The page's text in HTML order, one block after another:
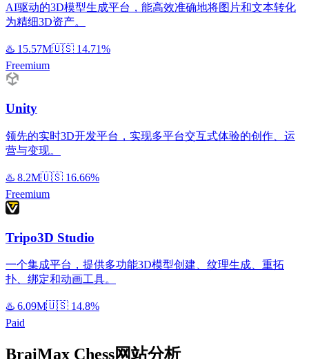
AI驱动的3D模型生成平台，能高效准确地将图片和文本转化
为精细3D资产。
♨️ 15.57M🇺🇸 14.71%
Freemium
Unity
领先的实时3D开发平台，实现多平台交互式体验的创作、运
营与变现。
♨️ 8.2M🇺🇸 16.66%
Freemium
Tripo3D Studio
一个集成平台，提供多功能3D模型创建、纹理生成、重拓
扑、绑定和动画工具。
♨️ 6.09M🇺🇸 14.8%
Paid
BraiMax Chess网站分析